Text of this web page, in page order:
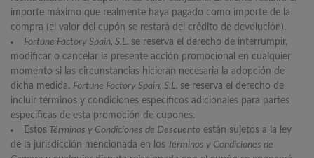
importe máximo que realmente haya pagado como importe de la
compra (el valor del cupón se restará del crédito de devolución).
Fortune Factory Spain, S.L. se reserva el derecho de interrumpir,
modificar o cancelar la presente acción promocional en cualquier
momento si las circunstancias hicieran necesaria la adopción de
dicha medida. Fortune Factory Spain, S.L. se reserva el derecho de
incluir términos y condiciones específicos adicionales para partes
específicas de esta promoción de cupones.
Estos Términos y Condiciones de Descuento están sujetos a la ley
de la jurisdicción mencionada en los Términos y Condiciones de